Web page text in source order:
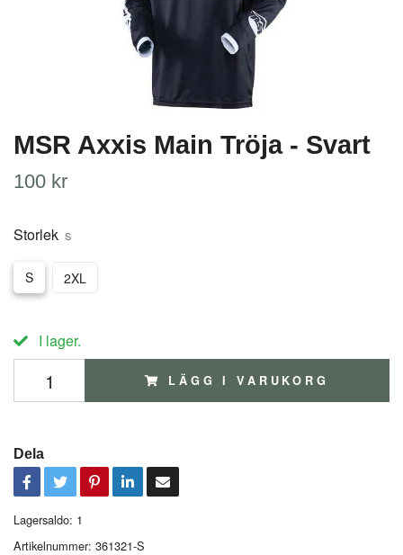
MSR Axxis Main Tröja - Svart
100 kr
Storlek S
S 2XL
I lager.
LÄGG I VARUKORG
Dela
Lagersaldo: 1
Artikelnummer: 361321-S